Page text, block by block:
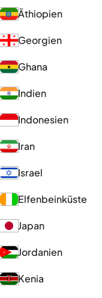
Äthiopien
Georgien
Ghana
Indien
Indonesien
Iran
Israel
Elfenbeinküste
Japan
Jordanien
Kenia